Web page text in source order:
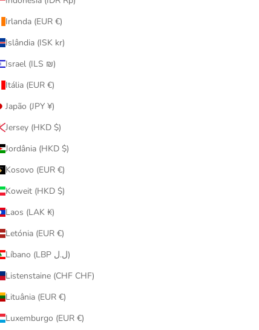
Irlanda (EUR €)
Islândia (ISK kr)
Israel (ILS ₪)
Itália (EUR €)
Japão (JPY ¥)
Jersey (HKD $)
Jordânia (HKD $)
Kosovo (EUR €)
Koweit (HKD $)
Laos (LAK ₭)
Letónia (EUR €)
Líbano (LBP ل.ل)
Listenstaine (CHF CHF)
Lituânia (EUR €)
Luxemburgo (EUR €)